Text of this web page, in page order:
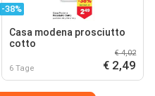
-38%
Casa modena prosciutto
cotto
6 Tage
€ 4,02
€ 2,49